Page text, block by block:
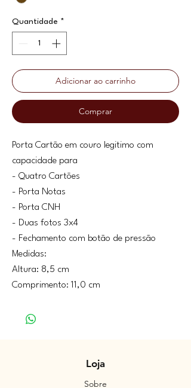
Quantidade *
Adicionar ao carrinho
Comprar
Porta Cartão em couro legitimo com
capacidade para
- Quatro Cartões
- Porta Notas
- Porta CNH
- Duas fotos 3x4
- Fechamento com botão de pressão
Medidas:
Altura: 8,5 cm
Comprimento: 11,0 cm
Loja
Sobre